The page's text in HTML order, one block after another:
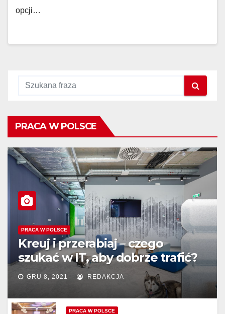
opcji…
PRACA W POLSCE
PRACA W POLSCE
Kreuj i przerabiaj – czego
szukać w IT, aby dobrze trafić?
GRU 8, 2021 REDAKCJA
PRACA W POLSCE